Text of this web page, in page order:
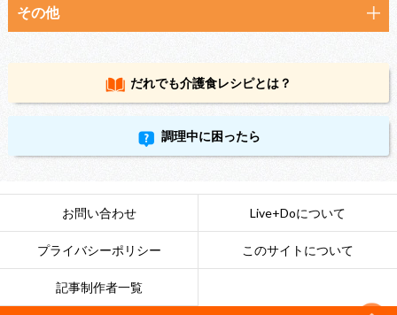
その他
だれでも介護食レシピとは？
調理中に困ったら
お問い合わせ Live+Doについて
プライバシーポリシー このサイトについて
記事制作者一覧